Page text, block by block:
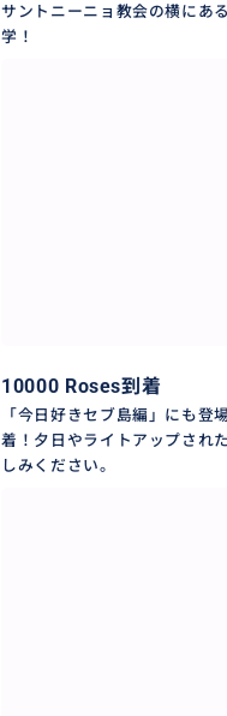
サントニーニョ教会の横にあ
学！
10000 Roses到着
「今日好きセブ島編」にも登
着！夕日やライトアップされ
しみください。